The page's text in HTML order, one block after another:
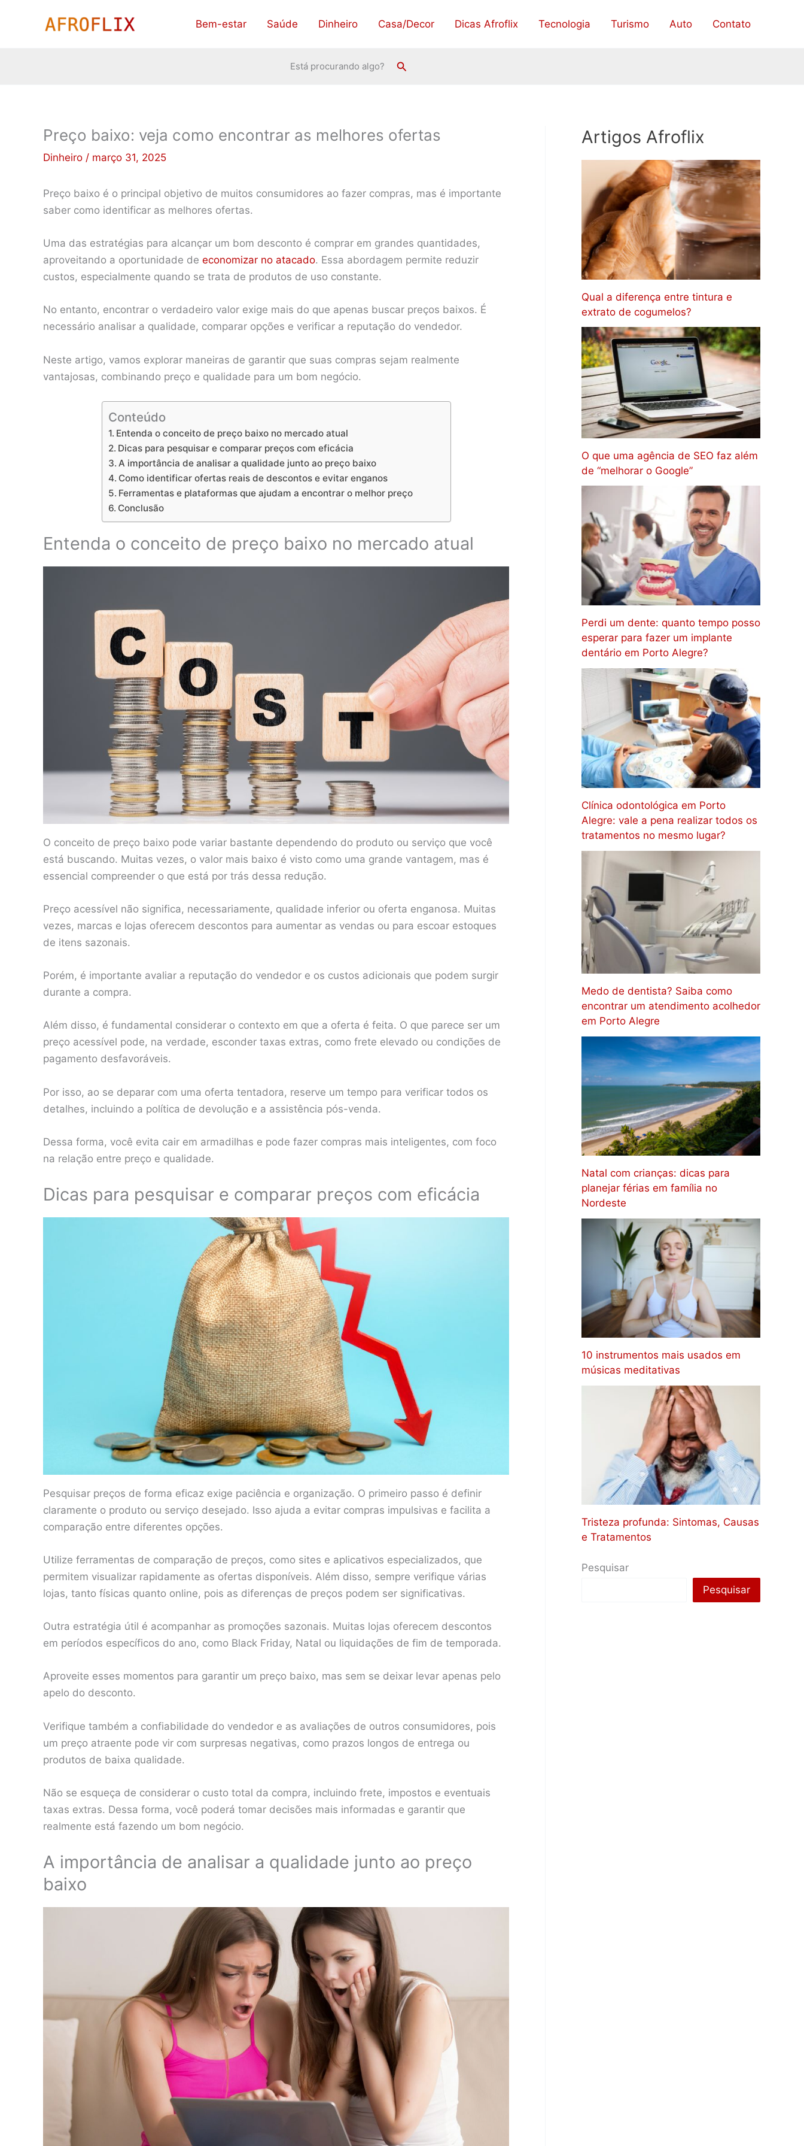
Bem-estar Saúde Dinheiro Casa/Decor Dicas Afroflix Tecnologia Turismo Auto Contato
Está procurando algo? Pesquisar
Preço baixo: veja como encontrar as melhores ofertas
Dinheiro / março 31, 2025
Preço baixo é o principal objetivo de muitos consumidores ao fazer compras, mas é importante
saber como identificar as melhores ofertas.
Uma das estratégias para alcançar um bom desconto é comprar em grandes quantidades,
aproveitando a oportunidade de economizar no atacado. Essa abordagem permite reduzir
custos, especialmente quando se trata de produtos de uso constante.
No entanto, encontrar o verdadeiro valor exige mais do que apenas buscar preços baixos. É
necessário analisar a qualidade, comparar opções e verificar a reputação do vendedor.
Neste artigo, vamos explorar maneiras de garantir que suas compras sejam realmente
vantajosas, combinando preço e qualidade para um bom negócio.
Conteúdo
Entenda o conceito de preço baixo no mercado atual
Dicas para pesquisar e comparar preços com eficácia
A importância de analisar a qualidade junto ao preço baixo
Como identificar ofertas reais de descontos e evitar enganos
Ferramentas e plataformas que ajudam a encontrar o melhor preço
Conclusão
Entenda o conceito de preço baixo no mercado atual
O conceito de preço baixo pode variar bastante dependendo do produto ou serviço que você
está buscando. Muitas vezes, o valor mais baixo é visto como uma grande vantagem, mas é
essencial compreender o que está por trás dessa redução.
Preço acessível não significa, necessariamente, qualidade inferior ou oferta enganosa. Muitas
vezes, marcas e lojas oferecem descontos para aumentar as vendas ou para escoar estoques
de itens sazonais.
Porém, é importante avaliar a reputação do vendedor e os custos adicionais que podem surgir
durante a compra.
Além disso, é fundamental considerar o contexto em que a oferta é feita. O que parece ser um
preço acessível pode, na verdade, esconder taxas extras, como frete elevado ou condições de
pagamento desfavoráveis.
Por isso, ao se deparar com uma oferta tentadora, reserve um tempo para verificar todos os
detalhes, incluindo a política de devolução e a assistência pós-venda.
Dessa forma, você evita cair em armadilhas e pode fazer compras mais inteligentes, com foco
na relação entre preço e qualidade.
Dicas para pesquisar e comparar preços com eficácia
Pesquisar preços de forma eficaz exige paciência e organização. O primeiro passo é definir
claramente o produto ou serviço desejado. Isso ajuda a evitar compras impulsivas e facilita a
comparação entre diferentes opções.
Utilize ferramentas de comparação de preços, como sites e aplicativos especializados, que
permitem visualizar rapidamente as ofertas disponíveis. Além disso, sempre verifique várias
lojas, tanto físicas quanto online, pois as diferenças de preços podem ser significativas.
Outra estratégia útil é acompanhar as promoções sazonais. Muitas lojas oferecem descontos
em períodos específicos do ano, como Black Friday, Natal ou liquidações de fim de temporada.
Aproveite esses momentos para garantir um preço baixo, mas sem se deixar levar apenas pelo
apelo do desconto.
Verifique também a confiabilidade do vendedor e as avaliações de outros consumidores, pois
um preço atraente pode vir com surpresas negativas, como prazos longos de entrega ou
produtos de baixa qualidade.
Não se esqueça de considerar o custo total da compra, incluindo frete, impostos e eventuais
taxas extras. Dessa forma, você poderá tomar decisões mais informadas e garantir que
realmente está fazendo um bom negócio.
A importância de analisar a qualidade junto ao preço
baixo
Artigos Afroflix
Qual a diferença entre tintura e
extrato de cogumelos?
O que uma agência de SEO faz além
de “melhorar o Google”
Perdi um dente: quanto tempo posso
esperar para fazer um implante
dentário em Porto Alegre?
Clínica odontológica em Porto
Alegre: vale a pena realizar todos os
tratamentos no mesmo lugar?
Medo de dentista? Saiba como
encontrar um atendimento acolhedor
em Porto Alegre
Natal com crianças: dicas para
planejar férias em família no
Nordeste
10 instrumentos mais usados em
músicas meditativas
Tristeza profunda: Sintomas, Causas
e Tratamentos
Pesquisar
Pesquisar